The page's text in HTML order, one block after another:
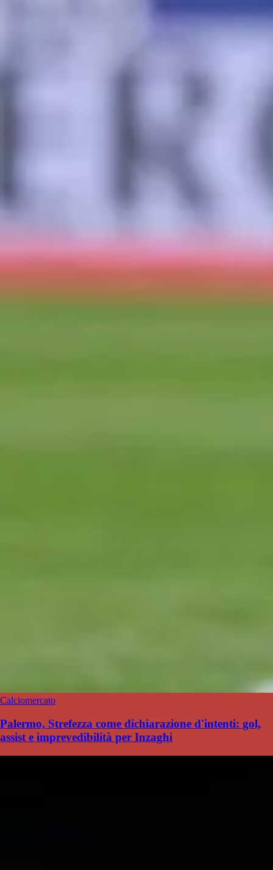
Calciomercato
Palermo, Strefezza come dichiarazione d'intenti: gol,
assist e imprevedibilità per Inzaghi